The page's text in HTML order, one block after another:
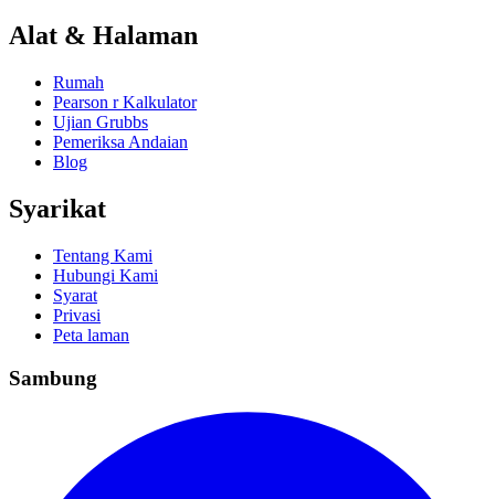
Alat & Halaman
Rumah
Pearson r Kalkulator
Ujian Grubbs
Pemeriksa Andaian
Blog
Syarikat
Tentang Kami
Hubungi Kami
Syarat
Privasi
Peta laman
Sambung